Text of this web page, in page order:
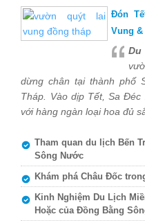
Đón
Vung
Du
dừng chân tại thành phố
Tháp. Vào dịp Tết, Sa
với hàng ngàn loại hoa đủ
Tham quan du lịch Bến
Sông Nước
Khám phá Châu Đốc
Kinh Nghiệm Du Lịch
Hoặc của Đồng Bằng